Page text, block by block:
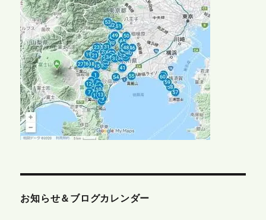
お知らせ＆ブログカレンダー